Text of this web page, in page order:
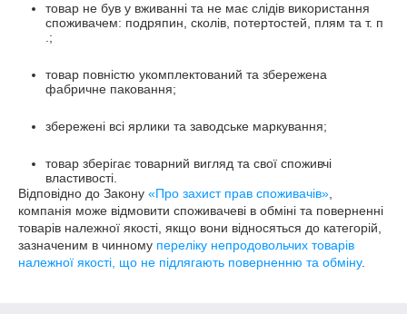
товар не був у вживанні та не має слідів використання
споживачем: подряпин, сколів, потертостей, плям та т. п
.;
товар повністю укомплектований та збережена
фабричне паковання;
збережені всі ярлики та заводське маркування;
товар зберігає товарний вигляд та свої споживчі
властивості.
Відповідно до Закону «Про захист прав споживачів»
компанія може відмовити споживачеві в обміні та поверненні
товарів належної якості, якщо вони відносяться до категорій,
зазначеним в чинному переліку непродовольчих товарів
належної якості, що не підлягають поверненню та обміну.